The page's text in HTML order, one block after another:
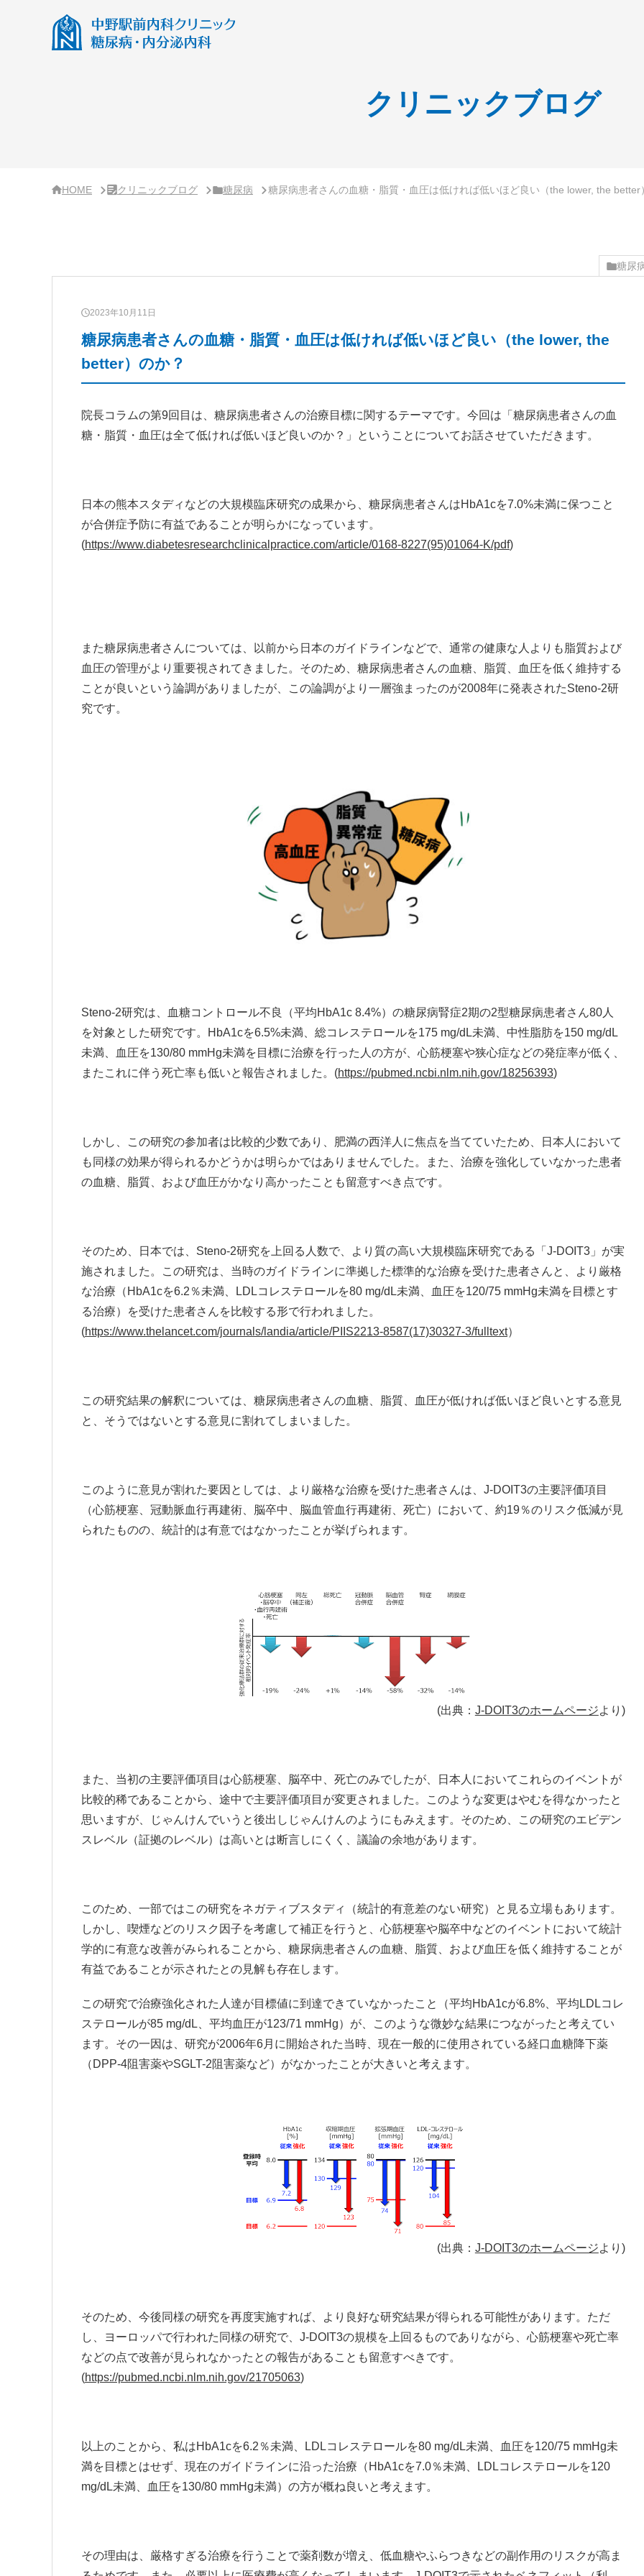
クリニックブログ
HOME クリニックブログ 糖尿病 糖尿病患者さんの血糖・脂質・血圧は低ければ低いほど良い（the lower, the better
糖尿
2023年10月11日
糖尿病患者さんの血糖・脂質・血圧は低ければ低いほど良い（the lower, the
better）のか？
院長コラムの第9回目は、糖尿病患者さんの治療目標に関するテーマです。今回は「糖尿病患者さんの血
糖・脂質・血圧は全て低ければ低いほど良いのか？」ということについてお話させていただきます。
日本の熊本スタディなどの大規模臨床研究の成果から、糖尿病患者さんはHbA1cを7.0%未満に保つこと
が合併症予防に有益であることが明らかになっています。
(https://www.diabetesresearchclinicalpractice.com/article/0168-8227(95)01064-K/pdf)
また糖尿病患者さんについては、以前から日本のガイドラインなどで、通常の健康な人よりも脂質および
血圧の管理がより重要視されてきました。そのため、糖尿病患者さんの血糖、脂質、血圧を低く維持する
ことが良いという論調がありましたが、この論調がより一層強まったのが2008年に発表されたSteno-2研
究です。
Steno-2研究は、血糖コントロール不良（平均HbA1c 8.4%）の糖尿病腎症2期の2型糖尿病患者さん80人
を対象とした研究です。HbA1cを6.5%未満、総コレステロールを175 mg/dL未満、中性脂肪を150 mg/dL
未満、血圧を130/80 mmHg未満を目標に治療を行った人の方が、心筋梗塞や狭心症などの発症率が低く、
またこれに伴う死亡率も低いと報告されました。(https://pubmed.ncbi.nlm.nih.gov/18256393)
しかし、この研究の参加者は比較的少数であり、肥満の西洋人に焦点を当てていたため、日本人において
も同様の効果が得られるかどうかは明らかではありませんでした。また、治療を強化していなかった患者
の血糖、脂質、および血圧がかなり高かったことも留意すべき点です。
そのため、日本では、Steno-2研究を上回る人数で、より質の高い大規模臨床研究である「J-DOIT3」が実
施されました。この研究は、当時のガイドラインに準拠した標準的な治療を受けた患者さんと、より厳格
な治療（HbA1cを6.2％未満、LDLコレステロールを80 mg/dL未満、血圧を120/75 mmHg未満を目標とす
る治療）を受けた患者さんを比較する形で行われました。
(https://www.thelancet.com/journals/landia/article/PIIS2213-8587(17)30327-3/fulltext）
この研究結果の解釈については、糖尿病患者さんの血糖、脂質、血圧が低ければ低いほど良いとする意見
と、そうではないとする意見に割れてしまいました。
このように意見が割れた要因としては、より厳格な治療を受けた患者さんは、J-DOIT3の主要評価項目
（心筋梗塞、冠動脈血行再建術、脳卒中、脳血管血行再建術、死亡）において、約19％のリスク低減が見
られたものの、統計的は有意ではなかったことが挙げられます。
(出典： J-DOIT3のホームページより)
また、当初の主要評価項目は心筋梗塞、脳卒中、死亡のみでしたが、日本人においてこれらのイベントが
比較的稀であることから、途中で主要評価項目が変更されました。このような変更はやむを得なかったと
思いますが、じゃんけんでいうと後出しじゃんけんのようにもみえます。そのため、この研究のエビデン
スレベル（証拠のレベル）は高いとは断言しにくく、議論の余地があります。
このため、一部ではこの研究をネガティブスタディ（統計的有意差のない研究）と見る立場もあります。
しかし、喫煙などのリスク因子を考慮して補正を行うと、心筋梗塞や脳卒中などのイベントにおいて統計
学的に有意な改善がみられることから、糖尿病患者さんの血糖、脂質、および血圧を低く維持することが
有益であることが示されたとの見解も存在します。
この研究で治療強化された人達が目標値に到達できていなかったこと（平均HbA1cが6.8%、平均LDLコレ
ステロールが85 mg/dL、平均血圧が123/71 mmHg）が、このような微妙な結果につながったと考えてい
ます。その一因は、研究が2006年6月に開始された当時、現在一般的に使用されている経口血糖降下薬
（DPP-4阻害薬やSGLT-2阻害薬など）がなかったことが大きいと考えます。
(出典： J-DOIT3のホームページより)
そのため、今後同様の研究を再度実施すれば、より良好な研究結果が得られる可能性があります。ただ
し、ヨーロッパで行われた同様の研究で、J-DOIT3の規模を上回るものでありながら、心筋梗塞や死亡率
などの点で改善が見られなかったとの報告があることも留意すべきです。
(https://pubmed.ncbi.nlm.nih.gov/21705063)
以上のことから、私はHbA1cを6.2％未満、LDLコレステロールを80 mg/dL未満、血圧を120/75 mmHg未
満を目標とはせず、現在のガイドラインに沿った治療（HbA1cを7.0％未満、LDLコレステロールを120
mg/dL未満、血圧を130/80 mmHg未満）の方が概ね良いと考えます。
その理由は、厳格すぎる治療を行うことで薬剤数が増え、低血糖やふらつきなどの副作用のリスクが高ま